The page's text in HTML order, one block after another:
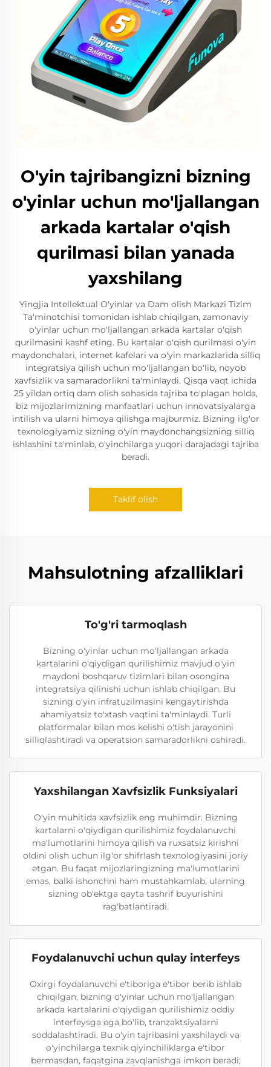
O'yin tajribangizni bizning
o'yinlar uchun mo'ljallangan
arkada kartalar o'qish
qurilmasi bilan yanada
yaxshilang
Yingjia Intellektual O'yinlar va Dam olish Markazi Tizim
Ta'minotchisi tomonidan ishlab chiqilgan, zamonaviy
o'yinlar uchun mo'ljallangan arkada kartalar o'qish
qurilmasini kashf eting. Bu kartalar o'qish qurilmasi o'yin
maydonchalari, internet kafelari va o'yin markazlarida silliq
integratsiya qilish uchun mo'ljallangan bo'lib, noyob
xavfsizlik va samaradorlikni ta'minlaydi. Qisqa vaqt ichida
25 yildan ortiq dam olish sohasida tajriba to'plagan holda,
biz mijozlarimizning manfaatlari uchun innovatsiyalarga
intilish va ularni himoya qilishga majburmiz. Bizning ilg'or
texnologiyamiz sizning o'yin maydonchangsizning silliq
ishlashini ta'minlab, o'yinchilarga yuqori darajadagi tajriba
beradi.
Taklif olish
Mahsulotning afzalliklari
To'g'ri tarmoqlash
Bizning o'yinlar uchun mo'ljallangan arkada
kartalarini o'qiydigan qurilishimiz mavjud o'yin
maydoni boshqaruv tizimlari bilan osongina
integratsiya qilinishi uchun ishlab chiqilgan. Bu
sizning o'yin infratuzilmasini kengaytirishda
ahamiyatsiz to'xtash vaqtini ta'minlaydi. Turli
platformalar bilan mos kelishi o'tish jarayonini
silliqlashtiradi va operatsion samaradorlikni oshiradi.
Yaxshilangan Xavfsizlik Funksiyalari
O'yin muhitida xavfsizlik eng muhimdir. Bizning
kartalarni o'qiydigan qurilishimiz foydalanuvchi
ma'lumotlarini himoya qilish va ruxsatsiz kirishni
oldini olish uchun ilg'or shifrlash texnologiyasini joriy
etgan. Bu faqat mijozlaringizning ma'lumotlarini
emas, balki ishonchni ham mustahkamlab, ularning
sizning ob'ektga qayta tashrif buyurishini
rag'batlantiradi.
Foydalanuvchi uchun qulay interfeys
Oxirgi foydalanuvchi e'tiboriga e'tibor berib ishlab
chiqilgan, bizning o'yinlar uchun mo'ljallangan
arkada kartalarini o'qiydigan qurilishimiz oddiy
interfeysga ega bo'lib, tranzaktsiyalarni
soddalashtiradi. Bu o'yin tajribasini yaxshilaydi va
o'yinchilarga texnik qiyinchiliklarga e'tibor
bermasdan, faqatgina zavqlanishga imkon beradi;